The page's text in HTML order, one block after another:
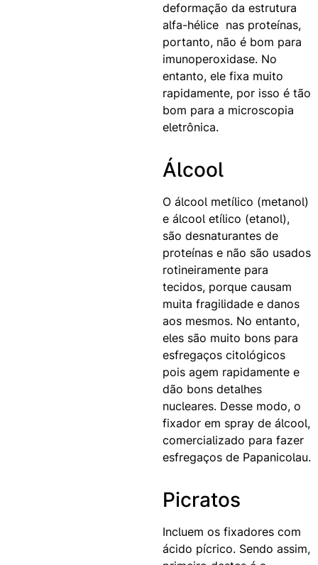
deformação da estrutura
alfa-hélice nas proteínas,
portanto, não é bom para
imunoperoxidase. No
entanto, ele fixa muito
rapidamente, por isso é tão
bom para a microscopia
eletrônica.
Álcool
O álcool metílico (metanol)
e álcool etílico (etanol),
são desnaturantes de
proteínas e não são usados
rotineiramente para
tecidos, porque causam
muita fragilidade e danos
aos mesmos. No entanto,
eles são muito bons para
esfregaços citológicos
pois agem rapidamente e
dão bons detalhes
nucleares. Desse modo, o
fixador em spray de álcool,
comercializado para fazer
esfregaços de Papanicolau.
Picratos
Incluem os fixadores com
ácido pícrico. Sendo assim,